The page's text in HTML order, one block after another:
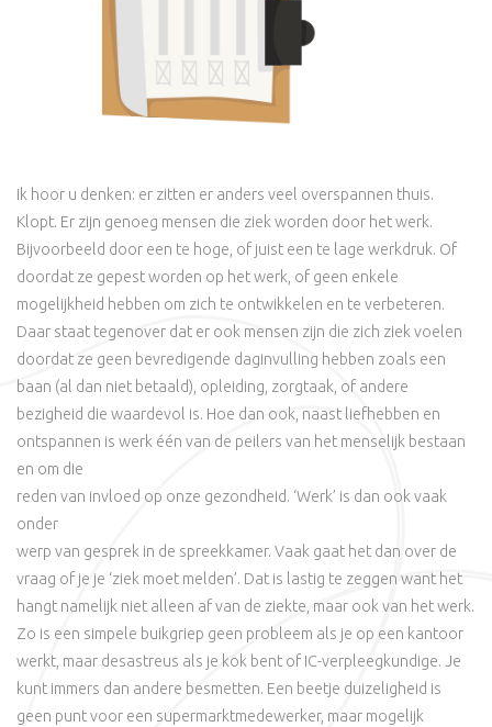
Ik hoor u denken: er zitten er anders veel overspannen thuis.
Klopt. Er zijn genoeg mensen die ziek worden door het werk.
Bijvoorbeeld door een te hoge, of juist een te lage werkdruk. Of
doordat ze gepest worden op het werk, of geen enkele
mogelijkheid hebben om zich te ontwikkelen en te verbeteren.
Daar staat tegenover dat er ook mensen zijn die zich ziek voelen
doordat ze geen bevredigende daginvulling hebben zoals een
baan (al dan niet betaald), opleiding, zorgtaak, of andere
bezigheid die waardevol is. Hoe dan ook, naast liefhebben en
ontspannen is werk één van de peilers van het menselijk bestaan
en om die
reden van invloed op onze gezondheid. ‘Werk’ is dan ook vaak
onder
werp van gesprek in de spreekkamer. Vaak gaat het dan over de
vraag of je je ‘ziek moet melden’. Dat is lastig te zeggen want het
hangt namelijk niet alleen af van de ziekte, maar ook van het werk.
Zo is een simpele buikgriep geen probleem als je op een kantoor
werkt, maar desastreus als je kok bent of IC-verpleegkundige. Je
kunt immers dan andere besmetten. Een beetje duizeligheid is
geen punt voor een supermarktmedewerker, maar mogelijk